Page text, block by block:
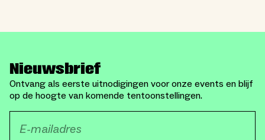
Nieuwsbrief
Ontvang als eerste uitnodigingen voor onze events en blijf
op de hoogte van komende tentoonstellingen.